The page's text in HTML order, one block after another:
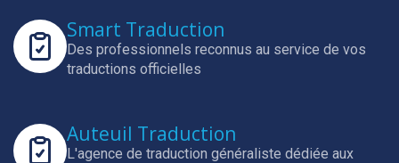
Smart Traduction
Des professionnels reconnus au service de vos
traductions officielles
Auteuil Traduction
L'agence de traduction généraliste dédiée aux